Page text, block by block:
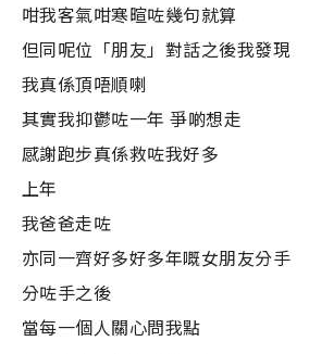
咁我客氣咁寒暄咗幾句就算
但同呢位「朋友」對話之後我發現
我真係頂唔順喇
其實我抑鬱咗一年 爭啲想走
感謝跑步真係救咗我好多
上年
我爸爸走咗
亦同一齊好多好多年嘅女朋友分手
分咗手之後
當每一個人關心問我點